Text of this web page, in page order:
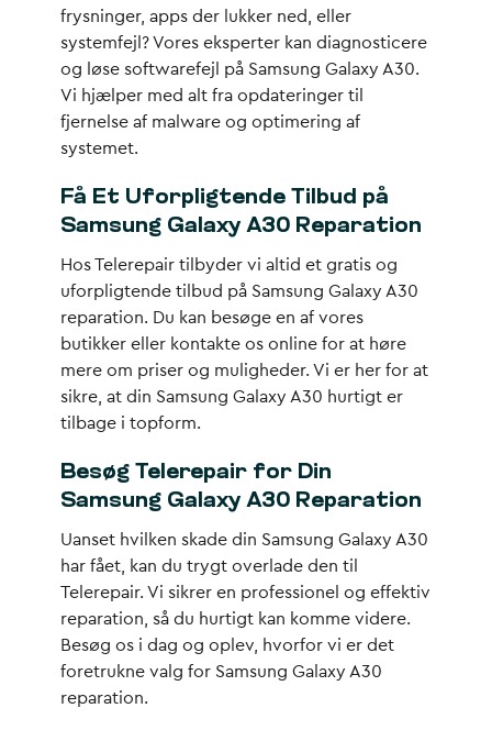
frysninger, apps der lukker ned, eller
systemfejl? Vores eksperter kan diagnosticere
og løse softwarefejl på Samsung Galaxy A30.
Vi hjælper med alt fra opdateringer til
fjernelse af malware og optimering af
systemet.
Få Et Uforpligtende Tilbud på
Samsung Galaxy A30 Reparation
Hos Telerepair tilbyder vi altid et gratis og
uforpligtende tilbud på Samsung Galaxy A30
reparation. Du kan besøge en af vores
butikker eller kontakte os online for at høre
mere om priser og muligheder. Vi er her for at
sikre, at din Samsung Galaxy A30 hurtigt er
tilbage i topform.
Besøg Telerepair for Din
Samsung Galaxy A30 Reparation
Uanset hvilken skade din Samsung Galaxy A30
har fået, kan du trygt overlade den til
Telerepair. Vi sikrer en professionel og effektiv
reparation, så du hurtigt kan komme videre.
Besøg os i dag og oplev, hvorfor vi er det
foretrukne valg for Samsung Galaxy A30
reparation.